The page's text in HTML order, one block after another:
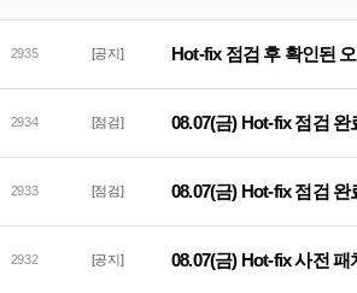
2935 [공지] Hot-fix 점검 후 확인된
2934 [점검] 08.07(금) Hot-fix 점검 완
2933 [점검] 08.07(금) Hot-fix 점검
2932 [공지] 08.07(금) Hot-fix 사전